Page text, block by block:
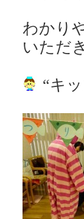
わかり
いただ
“キ